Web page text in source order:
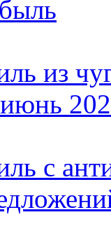
из
с